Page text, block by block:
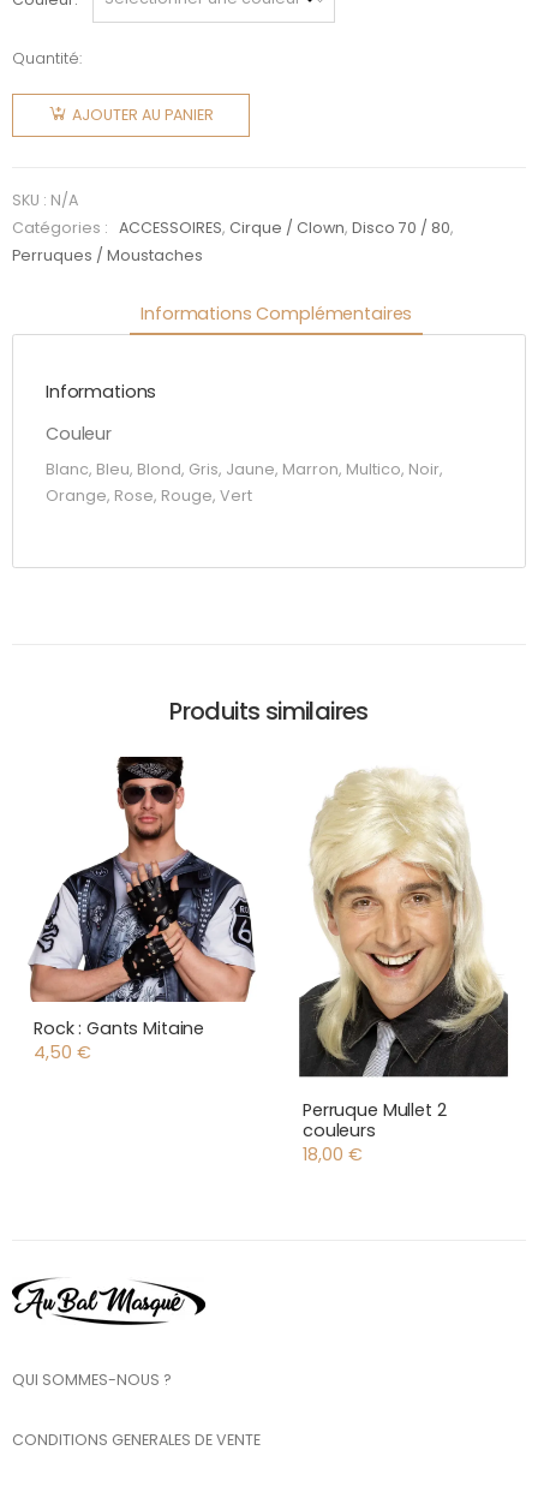
Quantité:
quantité
Perruque
couleurs
AJOUTER AU PANIER
SKU : N/A
Catégories :
ACCESSOIRES, Cirque / Clown,Disco 70 / 80,
Perruques / Moustaches
Informations Complémentaires
Informations
Couleur
Blanc, Bleu, Blond, Gris, Jaune, Marron, Multico, Noir,
Orange, Rose, Rouge, Vert
Produits similaires
Rock : Gants Mitaine
4,50 €
Perruque Mullet 2
couleurs
18,00 €
QUI SOMMES-NOUS ?
CONDITIONS GENERALES DE VENTE